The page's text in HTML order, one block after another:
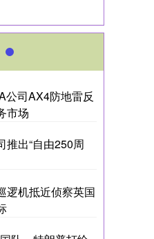
公司AX4防地雷反
市场
推出“自由250周
逻机抵近侦察英国